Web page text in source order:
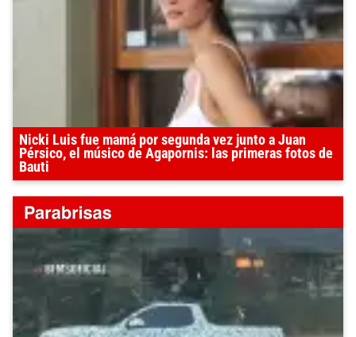
Nicki Luis fue mamá por segunda vez junto a Juan
Pérsico, el músico de Agapornis: las primeras fotos de
Bauti